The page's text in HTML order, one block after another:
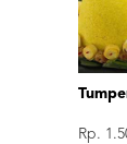
Rp.